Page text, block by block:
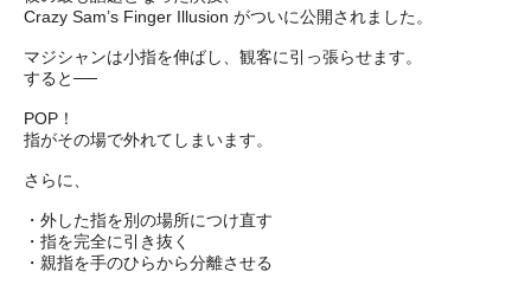
Crazy Sam’s Finger Illusion がついに公開されました。
マジシャンは小指を伸ばし、観客に引っ張らせます。
すると──
POP！
指がその場で外れてしまいます。
さらに、
・外した指を別の場所につけ直す
・指を完全に引き抜く
・親指を手のひらから分離させる